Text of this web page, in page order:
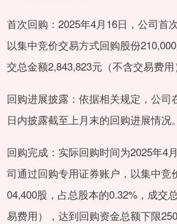
首次回购：2025年4月16日，公司首
以集中竞价交易方式回购股份
交总金额2,843,823元（不含交易费用
回购进展披露：依据相关规定，公司
日内披露截至上月末的回购进展情况。
回购完成：实际回购时间为2025年4
司通过回购专用证券账户，以集中竞
04,400股，占总股本的0.32%，成交
易费用），达到回购资金总额下限